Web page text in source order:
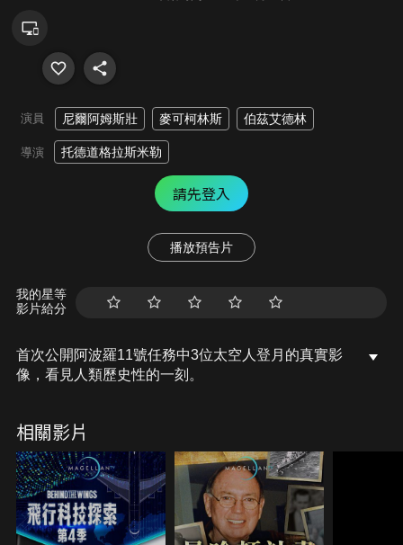
演員 尼爾阿姆斯壯 麥可柯林斯 伯茲艾德林
導演 托德道格拉斯米勒
請先登入
播放預告片
我的星等
影片給分
首次公開阿波羅11號任務中3位太空人登月的真實影
像，看見人類歷史性的一刻。
相關影片